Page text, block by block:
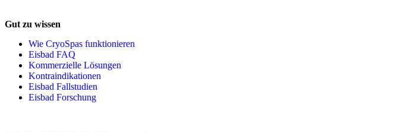
Gut zu wissen
Wie CryoSpas funktionieren
Eisbad FAQ
Kommerzielle Lösungen
Kontraindikationen
Eisbad Fallstudien
Eisbad Forschung